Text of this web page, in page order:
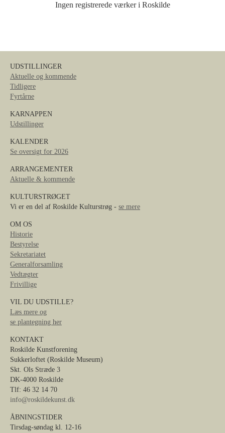
Ingen registrerede værker i Roskilde
UDSTILLINGER
Aktuelle og kommende
Tidligere
Fyrtårne
KARNAPPEN
Udstillinger
KALENDER
Se oversigt for 2026
ARRANGEMENTER
Aktuelle & kommende
KULTURSTRØGET
Vi er en del af Roskilde Kulturstrøg - se mere
OM OS
Historie
Bestyrelse
Sekretariatet
Generalforsamling
Vedtægter
Frivillige
VIL DU UDSTILLE?
Læs mere og
se plantegning her
KONTAKT
Roskilde Kunstforening
Sukkerloftet (Roskilde Museum)
Skt. Ols Stræde 3
DK-4000 Roskilde
Tlf: 46 32 14 70
info@roskildekunst.dk
ÅBNINGSTIDER
Tirsdag-søndag kl. 12-16